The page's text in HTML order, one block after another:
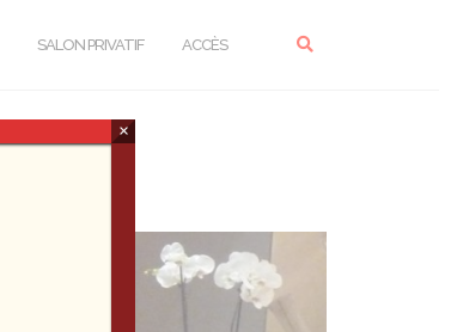
SALON PRIVATIF ACCÈS
×